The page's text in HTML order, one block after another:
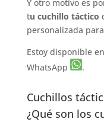
Y otro motivo es
tu cuchillo táctico
personalizada
Estoy disponible en
WhatsApp
.
Cuchillos
¿Qué son los